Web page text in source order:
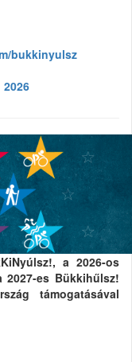
bukkinyulsz
a 2026-os
es Bükkihűlsz!
támogatásával